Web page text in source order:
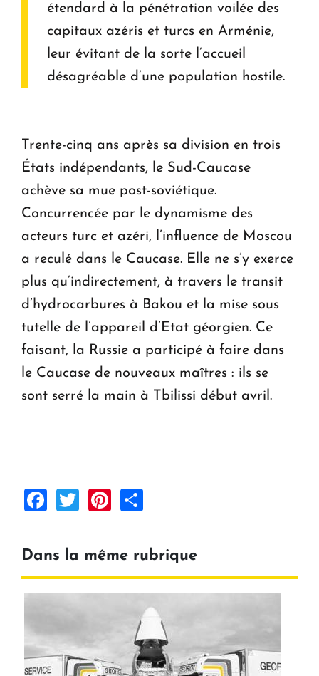
étendard à la pénétration voilée des
capitaux azéris et turcs en Arménie,
leur évitant de la sorte l’accueil
désagréable d’une population hostile.
Trente-cinq ans après sa division en trois
États indépendants, le Sud-Caucase
achève sa mue post-soviétique.
Concurrencée par le dynamisme des
acteurs turc et azéri, l’influence de Moscou
a reculé dans le Caucase. Elle ne s’y exerce
plus qu’indirectement, à travers le transit
d’hydrocarbures à Bakou et la mise sous
tutelle de l’appareil d’Etat géorgien. Ce
faisant, la Russie a participé à faire dans
le Caucase de nouveaux maîtres : ils se
sont serré la main à Tbilissi début avril.
Facebook
TwitterPinterest
Dans la même rubrique